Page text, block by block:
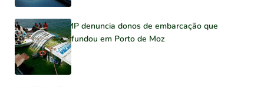
MP denuncia donos de embarcação que
afundou em Porto de Moz